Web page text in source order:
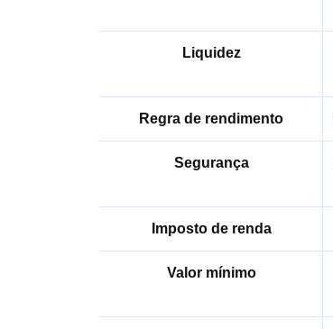
Liquidez
Regra de rendimento
Segurança
Imposto de renda
Valor mínimo